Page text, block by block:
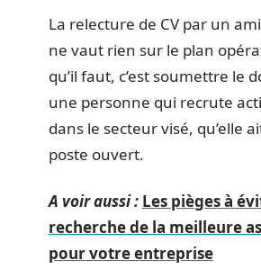
La relecture de CV par un
ne vaut rien sur le plan
qu’il faut, c’est soumettre le
une personne qui recrute
dans le secteur visé, qu’elle
poste ouvert.
A voir aussi : Les pièges à
recherche de la meilleure
pour votre entreprise